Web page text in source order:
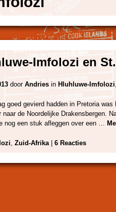
Imfolozi en
door Andries in Hluhluwe-Imfolozi,
goed gevierd hadden in Pretoria was
de Noordelijke Drakensbergen.
nog een stuk afleggen over een …
, Zuid-Afrika| 6 Reacties